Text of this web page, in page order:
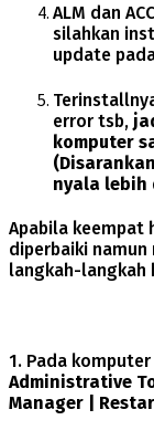
ALM dan
silahkan
update
error tsb,
komputer
nyala lebih
Apabila keempat
diperbaiki
langkah-langkah
1. Pada komputer
Administrative
Manager |